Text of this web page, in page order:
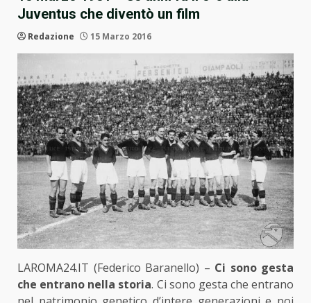
Juventus che diventò un film
Redazione 15 Marzo 2016
LAROMA24.IT (Federico Baranello) – Ci sono gesta
che entrano nella storia. Ci sono gesta che entrano